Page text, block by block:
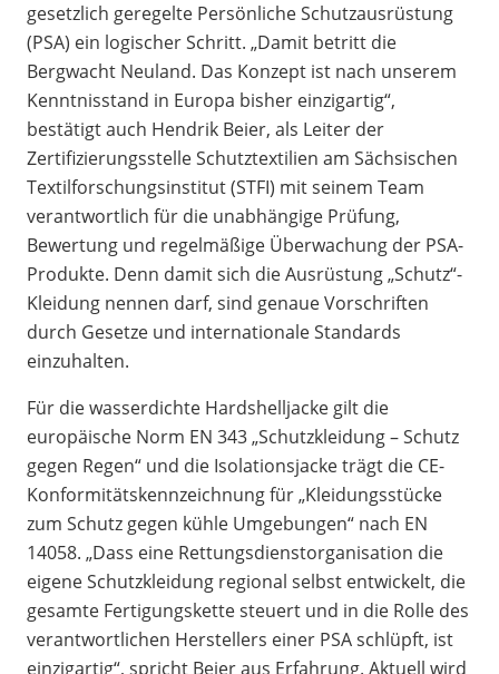
gesetzlich geregelte Persönliche Schutzausrüstung
(PSA) ein logischer Schritt. „Damit betritt die
Bergwacht Neuland. Das Konzept ist nach unserem
Kenntnisstand in Europa bisher einzigartig“,
bestätigt auch Hendrik Beier, als Leiter der
Zertifizierungsstelle Schutztextilien am Sächsischen
Textilforschungsinstitut (STFI) mit seinem Team
verantwortlich für die unabhängige Prüfung,
Bewertung und regelmäßige Überwachung der PSA-
Produkte. Denn damit sich die Ausrüstung „Schutz“-
Kleidung nennen darf, sind genaue Vorschriften
durch Gesetze und internationale Standards
einzuhalten.
Für die wasserdichte Hardshelljacke gilt die
europäische Norm EN 343 „Schutzkleidung – Schutz
gegen Regen“ und die Isolationsjacke trägt die CE-
Konformitätskennzeichnung für „Kleidungsstücke
zum Schutz gegen kühle Umgebungen“ nach EN
14058. „Dass eine Rettungsdienstorganisation die
eigene Schutzkleidung regional selbst entwickelt, die
gesamte Fertigungskette steuert und in die Rolle des
verantwortlichen Herstellers einer PSA schlüpft, ist
einzigartig“, spricht Beier aus Erfahrung. Aktuell wird